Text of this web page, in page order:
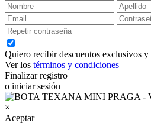
Quiero recibir descuentos exclusivos y
Ver los términos y condiciones
Finalizar registro
o iniciar sesión
×
Aceptar